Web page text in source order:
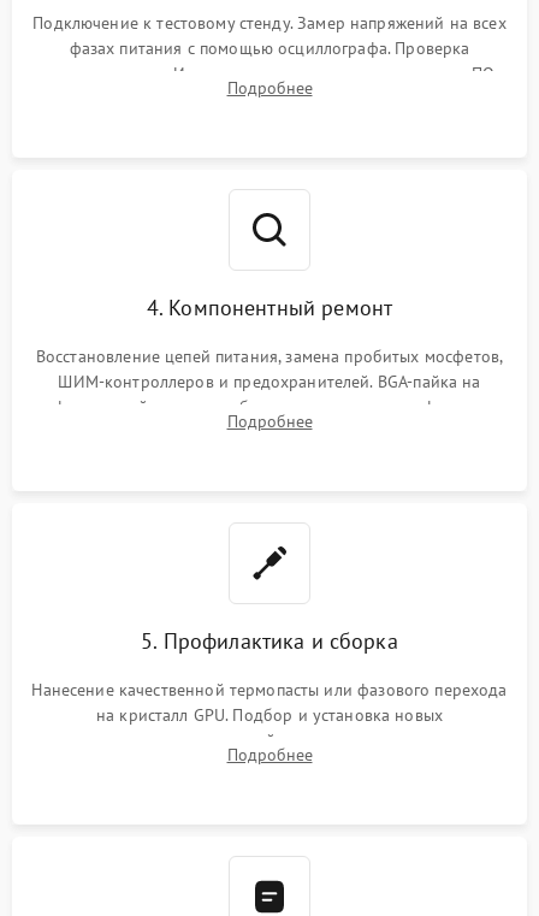
Подключение к тестовому стенду. Замер напряжений на всех
фазах питания с помощью осциллографа. Проверка
инициализации. Использование специализированного ПО
MATS
Подробнее
4. Компонентный ремонт
Восстановление цепей питания, замена пробитых мосфетов,
ШИМ-контроллеров и предохранителей. BGA-пайка на
инфракрасной станции реболлинг или замена графического
чипа и дефектной памяти GDDR. Прошивка BIOS
Подробнее
5. Профилактика и сборка
Нанесение качественной термопасты или фазового перехода
на кристалл GPU. Подбор и установка новых
термопрокладок правильной толщины на память и цепи
питания. Монтаж радиатора и бэкплейта, подключение и
Подробнее